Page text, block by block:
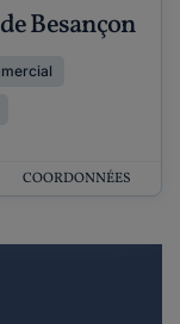
Besançon
COORDONNÉES